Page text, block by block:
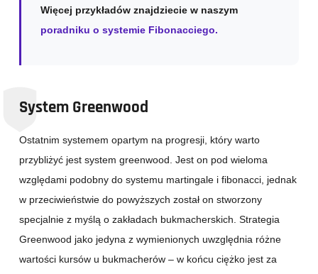
Więcej przykładów znajdziecie w naszym
poradniku o systemie Fibonacciego.
System Greenwood
Ostatnim systemem opartym na progresji, który warto
przybliżyć jest system greenwood. Jest on pod wieloma
względami podobny do systemu martingale i fibonacci, jednak
w przeciwieństwie do powyższych został on stworzony
specjalnie z myślą o zakładach bukmacherskich. Strategia
Greenwood jako jedyna z wymienionych uwzględnia różne
wartości kursów u bukmacherów – w końcu ciężko jest za